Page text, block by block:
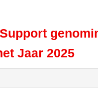
Jaar 2025